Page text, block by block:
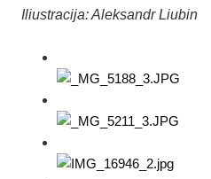
Iliustracija: Aleksandr Liubin